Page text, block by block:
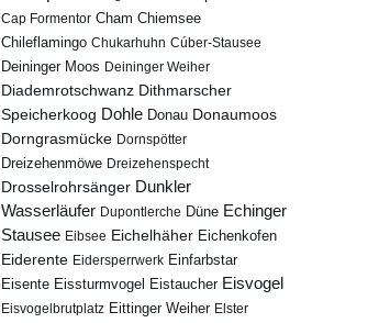
Cap Formentor Cham Chiemsee
Chileflamingo Chukarhuhn Cúber-Stausee
Deininger Moos Deininger Weiher
Diademrotschwanz Dithmarscher
Speicherkoog Dohle Donau Donaumoos
Dorngrasmücke Dornspötter
Dreizehenmöwe Dreizehenspecht
Drosselrohrsänger Dunkler
Wasserläufer Dupontlerche Düne Echinger
Stausee Eibsee Eichelhäher Eichenkofen
Eiderente Eidersperrwerk Einfarbstar
Eisente Eissturmvogel Eistaucher Eisvogel
Eisvogelbrutplatz Eittinger Weiher Elster